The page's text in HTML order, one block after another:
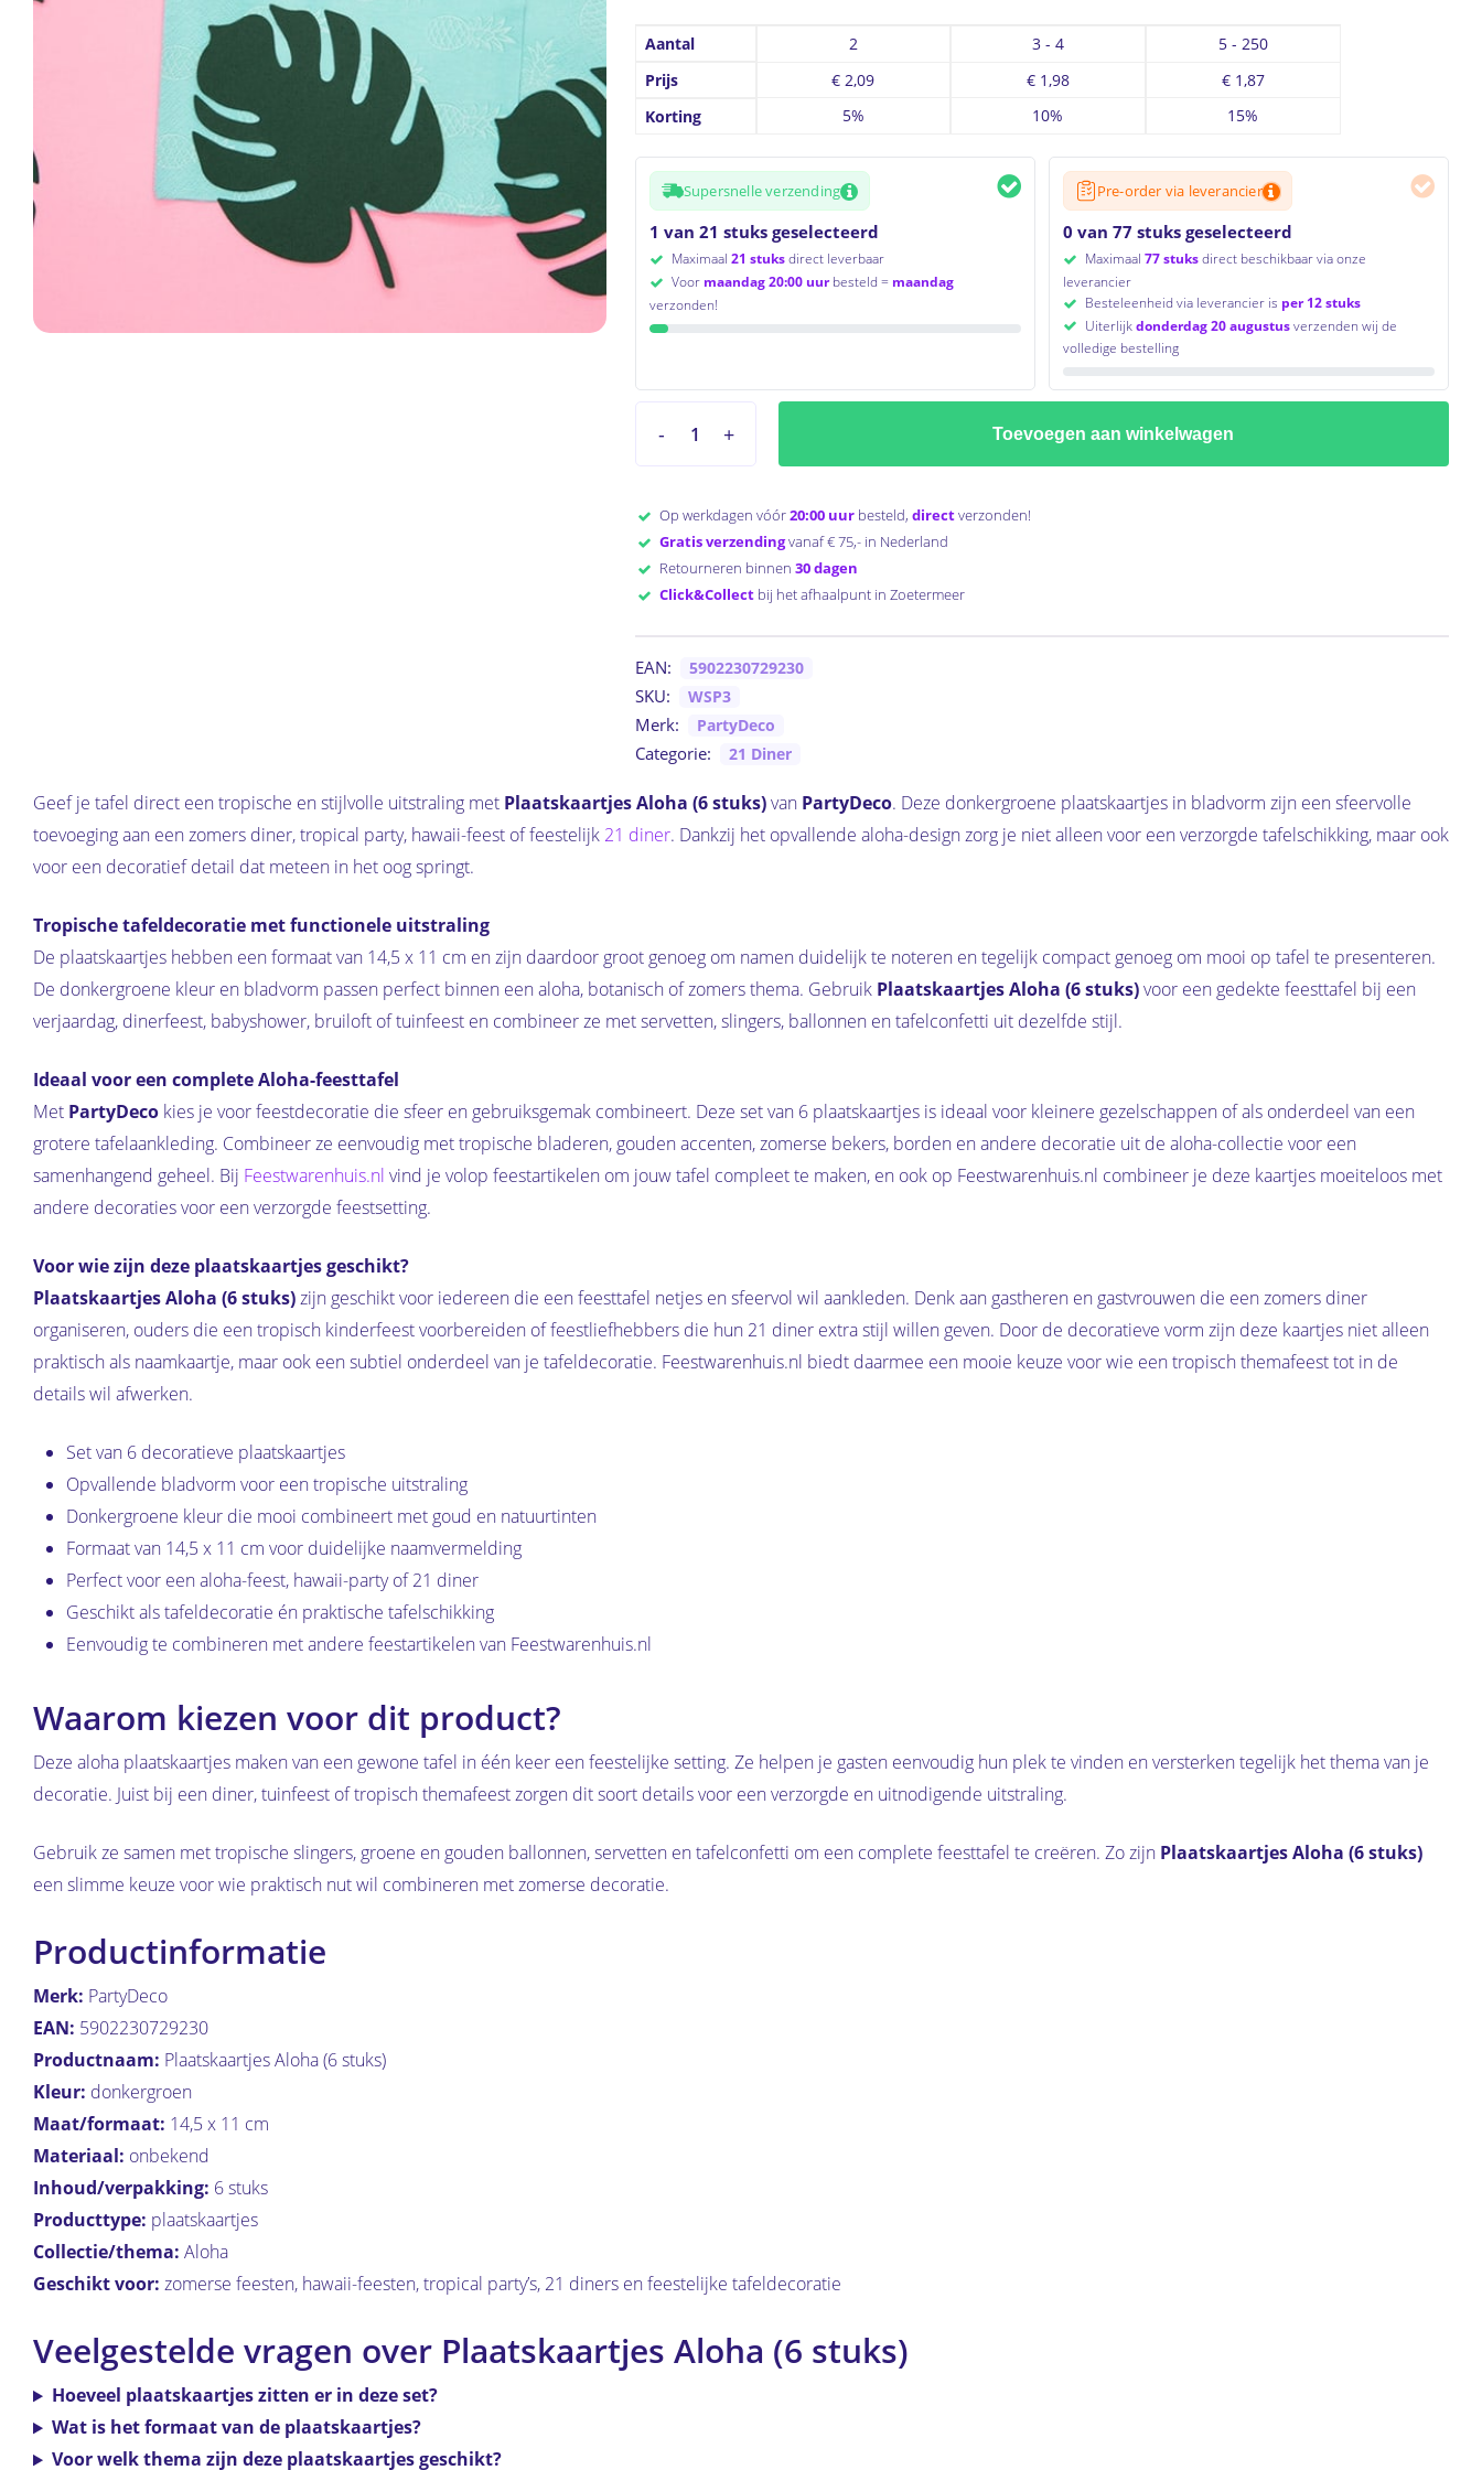
Aantal 2 3 - 4
5 - 250
Prijs
€ 2,09 €1,98 €1,87
Korting
5% 10% 15%
Supersnelle verzending
1 van 21 stuks geselecteerd
Maximaal 21 stuksdirect leverbaar
Voor maandag 20:00 uurbesteld = maandag
verzonden!
Pre-order via leverancier
0 van 77 stuks geselecteerd
Maximaal 77 stuksdirect beschikbaar via onze
leverancier
Besteleenheid via leverancier is per 12 stuks
Uiterlijkdonderdag 20 augustusverzenden wij de
volledige bestelling
Toevoegen aan winkelwagen
Op werkdagen vóór20:00 uur besteld,directverzonden!
Gratis verzendingvanaf € 75,- in Nederland
Retourneren binnen30 dagen
Click&Collect bij het afhaalpunt in Zoetermeer
EAN: 5902230729230
SKU: WSP3
Merk: PartyDeco
Categorie: 21 Diner
Geef je tafel direct een tropische en stijlvolle uitstraling met Plaatskaartjes Aloha (6 stuks)van PartyDeco. Deze donkergroene plaatskaartjes in bladvorm zijn een sfeervolle
toevoeging aan een zomers diner, tropical party, hawaii-feest of feestelijk 21 diner. Dankzij het opvallende aloha-design zorg je niet alleen voor een verzorgde tafelschikking, maar ook
voor een decoratief detail dat meteen in het oog springt.
Tropische tafeldecoratie met functionele uitstraling
De plaatskaartjes hebben een formaat van 14,5 x 11 cm en zijn daardoor groot genoeg om namen duidelijk te noteren en tegelijk compact genoeg om mooi op tafel te presenteren.
De donkergroene kleur en bladvorm passen perfect binnen een aloha, botanisch of zomers thema. Gebruik Plaatskaartjes Aloha (6 stuks)voor een gedekte feesttafel bij een
verjaardag, dinerfeest, babyshower, bruiloft of tuinfeest en combineer ze met servetten, slingers, ballonnen en tafelconfetti uit dezelfde stijl.
Ideaal voor een complete Aloha-feesttafel
Met PartyDeco kies je voor feestdecoratie die sfeer en gebruiksgemak combineert. Deze set van 6 plaatskaartjes is ideaal voor kleinere gezelschappen of als onderdeel van een
grotere tafelaankleding. Combineer ze eenvoudig met tropische bladeren, gouden accenten, zomerse bekers, borden en andere decoratie uit de aloha-collectie voor een
samenhangend geheel. Bij Feestwarenhuis.nl vind je volop feestartikelen om jouw tafel compleet te maken, en ook op Feestwarenhuis.nl combineer je deze kaartjes moeiteloos met
andere decoraties voor een verzorgde feestsetting.
Voor wie zijn deze plaatskaartjes geschikt?
Plaatskaartjes Aloha (6 stuks)zijn geschikt voor iedereen die een feesttafel netjes en sfeervol wil aankleden. Denk aan gastheren en gastvrouwen die een zomers diner
organiseren, ouders die een tropisch kinderfeest voorbereiden of feestliefhebbers die hun 21 diner extra stijl willen geven. Door de decoratieve vorm zijn deze kaartjes niet alleen
praktisch als naamkaartje, maar ook een subtiel onderdeel van je tafeldecoratie. Feestwarenhuis.nl biedt daarmee een mooie keuze voor wie een tropisch themafeest tot in de
details wil afwerken.
Set van 6 decoratieve plaatskaartjes
Opvallende bladvorm voor een tropische uitstraling
Donkergroene kleur die mooi combineert met goud en natuurtinten
Formaat van 14,5 x 11 cm voor duidelijke naamvermelding
Perfect voor een aloha-feest, hawaii-party of 21 diner
Geschikt als tafeldecoratie én praktische tafelschikking
Eenvoudig te combineren met andere feestartikelen van Feestwarenhuis.nl
Waarom kiezen voor dit product?
Deze aloha plaatskaartjes maken van een gewone tafel in één keer een feestelijke setting. Ze helpen je gasten eenvoudig hun plek te vinden en versterken tegelijk het thema van je
decoratie. Juist bij een diner, tuinfeest of tropisch themafeest zorgen dit soort details voor een verzorgde en uitnodigende uitstraling.
Gebruik ze samen met tropische slingers, groene en gouden ballonnen, servetten en tafelconfetti om een complete feesttafel te creëren. Zo zijn Plaatskaartjes Aloha (6 stuks)
een slimme keuze voor wie praktisch nut wil combineren met zomerse decoratie.
Productinformatie
Merk: PartyDeco
EAN: 5902230729230
Productnaam: Plaatskaartjes Aloha (6 stuks)
Kleur: donkergroen
Maat/formaat: 14,5 x 11 cm
Materiaal: onbekend
Inhoud/verpakking: 6 stuks
Producttype: plaatskaartjes
Collectie/thema: Aloha
Geschikt voor: zomerse feesten, hawaii-feesten, tropical party’s, 21 diners en feestelijke tafeldecoratie
Veelgestelde vragen over Plaatskaartjes Aloha (6 stuks)
Hoeveel plaatskaartjes zitten er in deze set?
Wat is het formaat van de plaatskaartjes?
Voor welk thema zijn deze plaatskaartjes geschikt?